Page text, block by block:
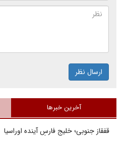
ارسال نظر
آخرین خبرها
قفقاز جنوبی؛ خلیج فارسِ آینده اوراسیا